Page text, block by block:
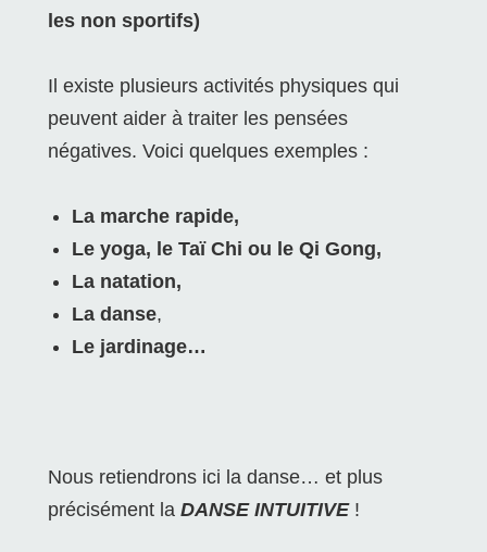
les non sportifs)
Il existe plusieurs activités physiques qui
peuvent aider à traiter les pensées
négatives. Voici quelques exemples :
La marche rapide,
Le yoga, le Taï Chi ou le Qi Gong,
La natation,
La danse,
Le jardinage…
Nous retiendrons ici la danse… et plus
précisément la DANSE INTUITIVE !